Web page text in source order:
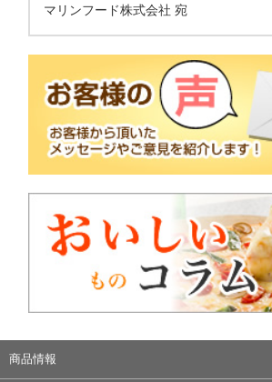
マリンフード株式会社 宛
商品情報